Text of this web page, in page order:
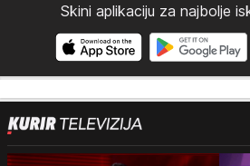
Skini aplikaciju za najbolje